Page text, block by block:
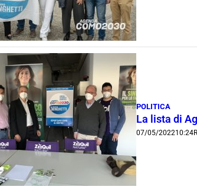
POLITICA
La lista di
07/05/202210:24